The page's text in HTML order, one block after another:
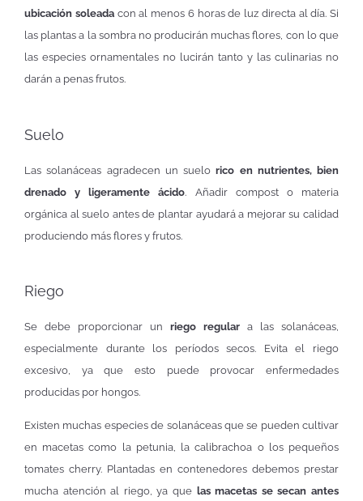
ubicación soleadacon al menos 6 horas de luz directa al día. Si
las plantas a la sombra no producirán muchas flores, con lo que
las especies ornamentales no lucirán tanto y las culinarias no
darán a penas frutos.
Suelo
Las solanáceas agradecen un suelorico en nutrientes, bien
drenado y ligeramente ácido. Añadir compost o materia
orgánica al suelo antes de plantar ayudará a mejorar su calidad
produciendo más flores y frutos.
Riego
Se debe proporcionar un riego regular a las solanáceas,
especialmente durante los períodos secos. Evita el riego
excesivo, ya que esto puede provocar enfermedades
producidas por hongos.
Existen muchas especies de solanáceas que se pueden cultivar
en macetas como la petunia, la calibrachoa o los pequeños
tomates cherry. Plantadas en contenedores debemos prestar
mucha atención al riego, ya que las macetas se secan antes